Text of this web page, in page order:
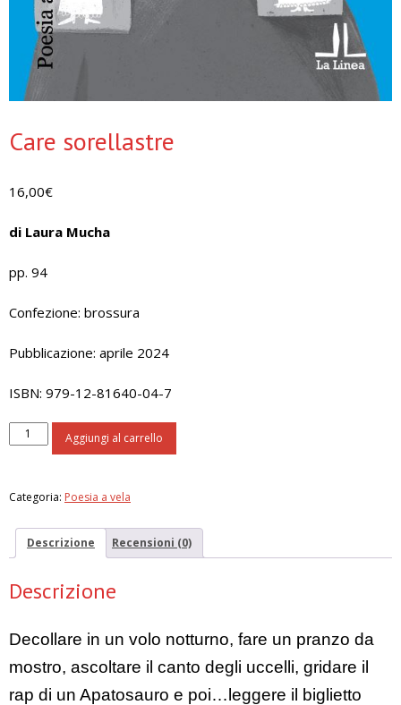
Care sorellastre
16,00€
di Laura Mucha
pp. 94
Confezione: brossura
Pubblicazione: aprile 2024
ISBN: 979-12-81640-04-7
Care
sorellastre
Aggiungi al carrello
Categoria: Poesia a vela
Descrizione Recensioni (0)
Descrizione
Decollare in un volo notturno, fare un pranzo da
mostro, ascoltare il canto degli uccelli, gridare il
rap di un Apatosauro e poi…leggere il biglietto